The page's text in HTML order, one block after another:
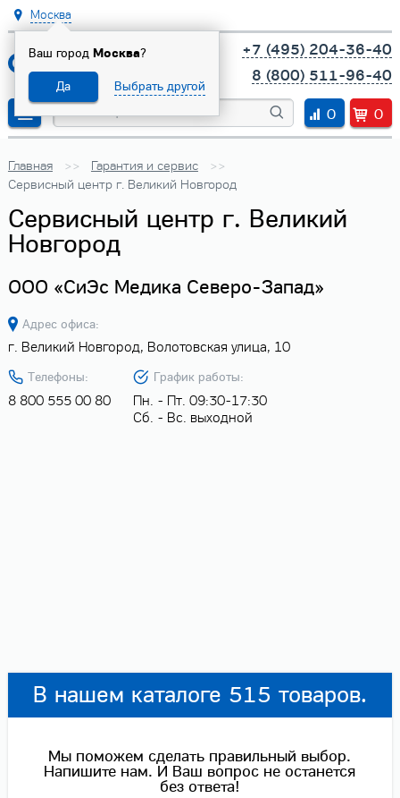
Москва
Ваш город Москва?
Да Выбрать другой
+7 (495) 204-36-40
8 (800) 511-96-40
0
0
Главная
Гарантия и сервис
Сервисный центр г. Великий Новгород
Сервисный центр г. Великий
Новгород
ООО «СиЭс Медика Северо-Запад»
Адрес офиса:
г. Великий Новгород, Волотовская улица, 10
Телефоны:
8 800 555 00 80
График работы:
Пн. - Пт. 09:30-17:30
Сб. - Вс. выходной
В нашем каталоге 515 товаров.
Мы поможем сделать правильный выбор.
Напишите нам. И Ваш вопрос не останется
без ответа!